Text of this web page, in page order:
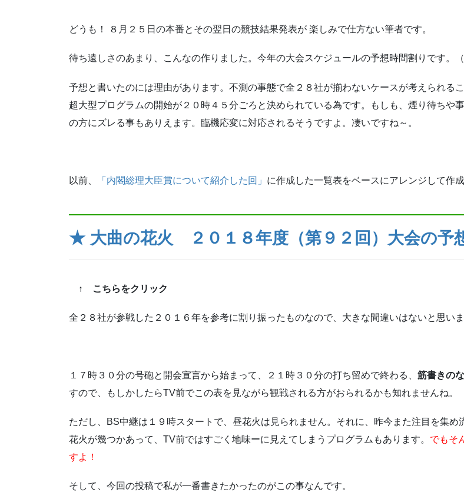
どうも！ ８月２５日の本番とその翌日の競技結果発表が 楽しみで仕方ない筆者です。
待ち遠しさのあまり、こんなの作りました。今年の大会スケジュールの予想時間割りです。
予想と書いたのには理由があります。不測の事態で全２８社が揃わないケースが考えられる
超大型プログラムの開始が２０時４５分ごろと決められている為です。もしも、煙り待ちや
の方にズレる事もありえます。臨機応変に対応されるそうですよ。凄いですね～。
以前、 「内閣総理大臣賞について紹介した回」 に作成した一覧表をベースにアレンジして作
★ 大曲の花火 ２０１８年度（第９２回）大会の予
↑ こちらをクリック
全２８社が参戦した２０１６年を参考に割り振ったものなので、大きな間違いはないと思いま
１７時３０分の号砲と開会宣言から始まって、２１時３０分の打ち留めで終わる、 筋書きの
すので、もしかしたらTV前でこの表を見ながら観戦される方がおられるかも知れませんね。
ただし、BS中継は１９時スタートで、昼花火は見られません。それに、昨今また注目を集
花火が幾つかあって、TV前ではすごく地味ーに見えてしまうプログラムもあります。 でもそ
すよ！
そして、今回の投稿で私が一番書きたかったのがこの事なんです。